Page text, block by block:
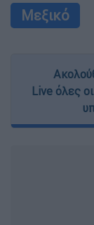
Μεξικό
Live όλες